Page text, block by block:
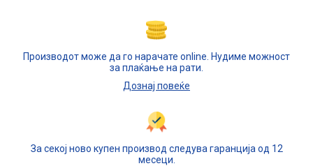
Производот може да го нарачате online. Нудиме можност
за плаќање на рати.
Дознај повеќе
За секој ново купен производ следува гаранција од 12
месеци.